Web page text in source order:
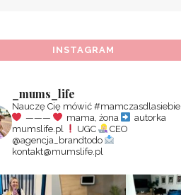
INSTAGRAM
_mums_life
Nauczę Cię mówić #mamczasdlasiebie
———
mama, żona
autorka
mumslife.pl
UGC
CEO
@agencja_brandtodo
kontakt@mumslife.pl